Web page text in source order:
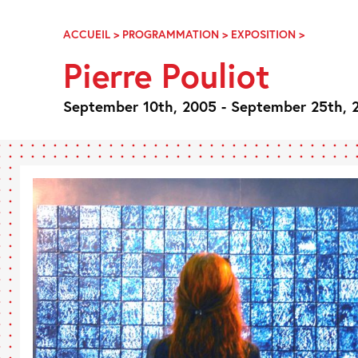
NavigationACCUEIL > PROGRAMMATION > EXPOSITION >PIERRE
Pierre Pouliot
September 10th, 2005 - September 25th,